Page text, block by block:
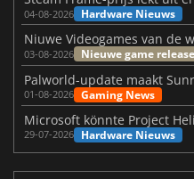
04-08-2026 Hardware Nieuws
03-08-2026 Nieuwe game
01-08-2026 Gaming News
29-07-2026 Hardware Nieuws